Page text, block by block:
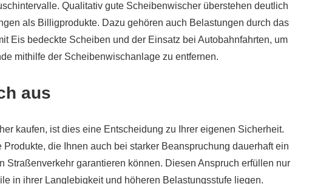
Qualitativ gute Scheibenwischer überstehen deutlich
als Billigprodukte. Dazu gehören auch Belastungen durch das
Eis bedeckte Scheiben und der Einsatz bei Autobahnfahrten, um
mithilfe der Scheibenwischanlage zu entfernen.
aus
kaufen, ist dies eine Entscheidung zu Ihrer eigenen Sicherheit.
die Ihnen auch bei starker Beanspruchung dauerhaft ein
Straßenverkehr garantieren können. Diesen Anspruch erfüllen nur
in ihrer Langlebigkeit und höheren Belastungsstufe liegen.